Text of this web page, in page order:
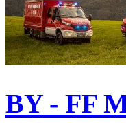
BY - FF